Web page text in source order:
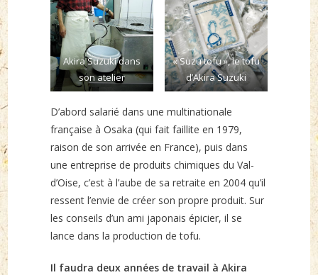
Akira Suzuki dans
son atelier
« Suzu tofu », le tofu
d’Akira Suzuki
D’abord salarié dans une multinationale
française à Osaka (qui fait faillite en 1979,
raison de son arrivée en France), puis dans
une entreprise de produits chimiques du Val-
d’Oise, c’est à l’aube de sa retraite en 2004 qu’il
ressent l’envie de créer son propre produit. Sur
les conseils d’un ami japonais épicier, il se
lance dans la production de tofu.
Il faudra deux années de travail à Akira